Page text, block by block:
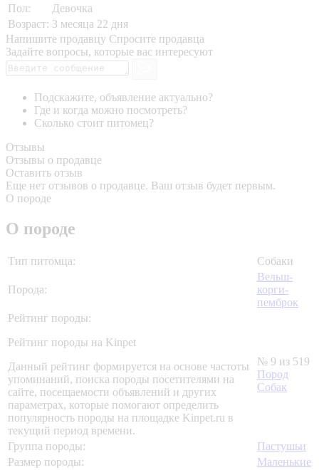
Пол:
Девочка
Возраст: 3 месяца 22 дня
Напишите продавцу Спросите продавца
Задайте вопросы, которые вас интересуют
Подскажите, объявление актуально?
Где и когда можно посмотреть?
Сколько стоит питомец?
Отзывы
Отзывы о продавце
Оставить отзыв
Еще нет отзывов о продавце. Ваш отзыв будет первым.
О породе
О породе
Тип питомца: Собаки
Порода:
Вельш-
корги-
пемброк
Рейтинг породы:
Рейтинг породы на Kinpet
Данный рейтинг формируется на основе частоты
упоминаний, поиска породы посетителями на
сайте, посещаемости объявлений и других
параметрах, которые помогают определить
популярность породы на площадке Kinpet.ru в
текущий период времени.
№ 9 из 519
Пород
Собак
Группа породы:
Пастушьи
Размер породы:
Маленькие